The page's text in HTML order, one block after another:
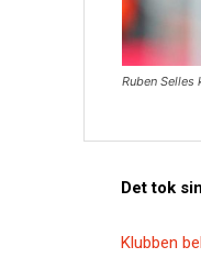
Ruben Selles
Det tok
Klubben